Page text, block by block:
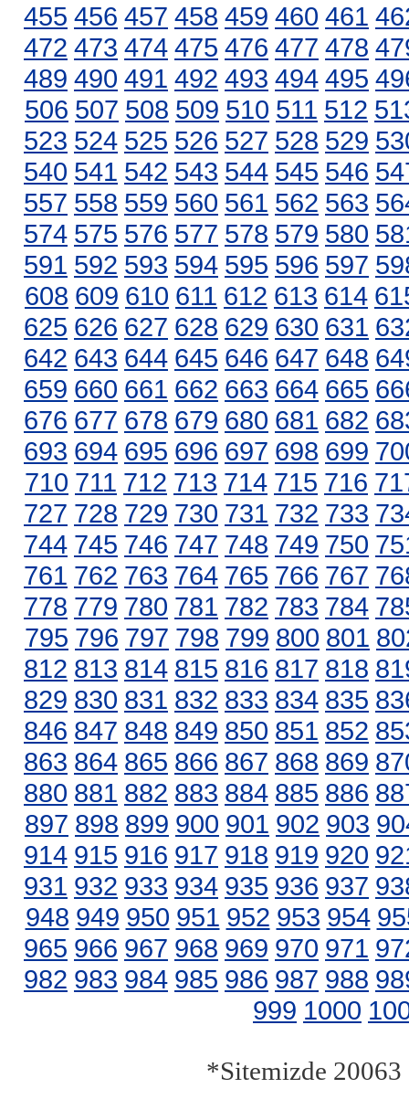
455 456 457 458 459 460 461
472 473 474 475 476 477 478
489 490 491 492 493 494 495
506 507 508 509 510 511 512
523 524 525 526 527 528 529
540 541 542 543 544 545 546
557 558 559 560 561 562 563
574 575 576 577 578 579 580
591 592 593 594 595 596 597
608 609 610 611 612 613 614
625 626 627 628 629 630 631
642 643 644 645 646 647 648
659 660 661 662 663 664 665
676 677 678 679 680 681 682
693 694 695 696 697 698 699
710 711 712 713 714 715 716
727 728 729 730 731 732 733
744 745 746 747 748 749 750
761 762 763 764 765 766 767
778 779 780 781 782 783 784
795 796 797 798 799 800 801
812 813 814 815 816 817 818
829 830 831 832 833 834 835
846 847 848 849 850 851 852
863 864 865 866 867 868 869
880 881 882 883 884 885 886
897 898 899 900 901 902 903
914 915 916 917 918 919 920
931 932 933 934 935 936 937
948 949 950 951 952 953 954
965 966 967 968 969 970 971
982 983 984 985 986 987 988
999 1000
*Sitemizde 20063